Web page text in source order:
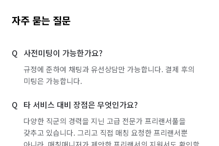
자주 묻는 질문
사전미팅이 가능한가요?
규정에 준하여 채팅과 유선상담만 가능합니다. 결제 후의
미팅은 가능합니다.
타 서비스 대비 장점은 무엇인가요?
다양한 직군의 경력을 지닌 고급 전문가 프리랜서풀을
갖추고 있습니다. 그리고 직접 매칭 요청한 프리랜서뿐